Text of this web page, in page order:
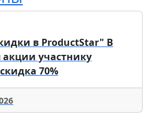
в ProductStar" В
участнику
70%